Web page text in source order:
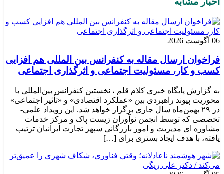
06 آگوست 2026
فراخوان ارسال مقاله به کنفرانس بین المللی هم افزایی
کسب و کار، مسئولیت اجتماعی و اثرگذاری اجتماعی
به گزارش پایگاه خبری کلام قلم ، نخستین کنفرانس بین‌المللی با
محوریت پیوند راهبردی بین «عملکرد اقتصادی» و «تأثیر اجتماعی»
در ۲۹ بهمن‌ماه سال جاری برگزار خواهد شد. این رویداد علمی-
تخصصی که توسط انجمن نوآوران زیست پاک و مرکز خدمات
مشاوره ای مدیریت و امور بازرگانی سپهر تجارت ایرانیان ترتیب
یافته، با هدف ایجاد بستری برای […]